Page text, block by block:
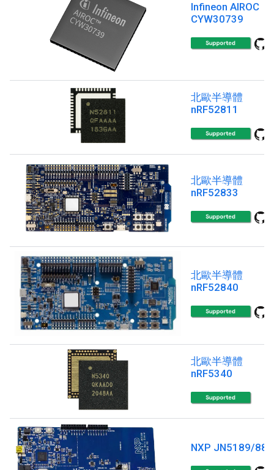
Infineon AIROC
CYW30739
北歐半導體
nRF52811
北歐半導體
nRF52833
北歐半導體
nRF52840
北歐半導體
nRF5340
NXP JN5189/88